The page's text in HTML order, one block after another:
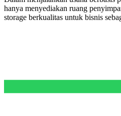
hanya menyediakan ruang
storage berkualitas untuk bisnis